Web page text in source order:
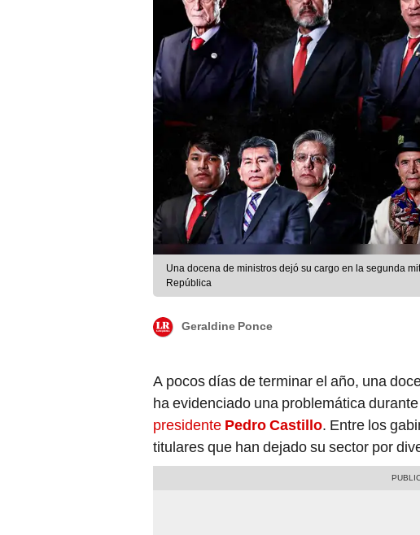
Una docena de ministros dejó su cargo en la segunda
República
Geraldine Ponce
A pocos días de terminar el año, una
ha evidenciado una problemática
presidente Pedro Castillo. Entre los
titulares que han dejado su sector por